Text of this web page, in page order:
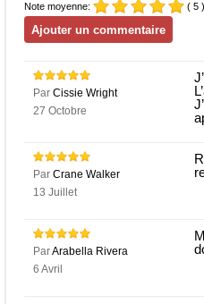
Note moyenne: ( 5 )
Par Cissie Wright
27 Octobre
Par Crane Walker
13 Juillet
ParArabella Rivera
6 Avril